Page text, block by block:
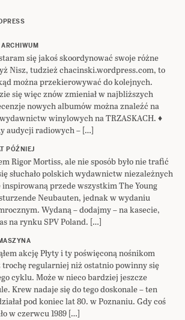
się jakoś skoordynować swoje różne
Nisz, tudzież chacinski.wordpress.com, to
można przekierowywać do kolejnych.
się więc znów zmieniał w najbliższych
nowych albumów można znaleźć na
winylowych na TRZASKACH. ♦
audycji radiowych – […]
PÓŹNIEJ
Rigor Mortiss, ale nie sposób było nie trafić
słuchało polskich wydawnictw niezależnych
przede wszystkim The Young
Neubauten, jednak w wydaniu
Wydaną – dodajmy – na kasecie,
na rynku SPV Poland. […]
akcję Płyty i ty poświęconą nośnikom
regularniej niż ostatnio powinny się
cyklu. Może w nieco bardziej jeszcze
Krew nadaje się do tego doskonale – ten
pod koniec lat 80. w Poznaniu. Gdy coś
w czerwcu 1989 […]